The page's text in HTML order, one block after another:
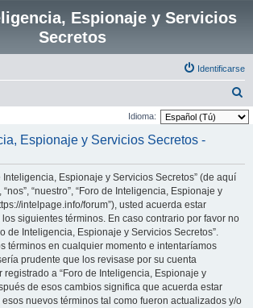
Espionaje y Servicios
Secretos
Identificarse
u
Idioma:
Espionaje y Servicios Secretos -
Inteligencia, Espionaje y Servicios Secretos” (de aquí
“nuestro”, “Foro de Inteligencia, Espionaje y
intelpage.info/forum”), usted acuerda estar
siguientes términos. En caso contrario por favor no
de Inteligencia, Espionaje y Servicios Secretos”.
términos en cualquier momento e intentaríamos
prudente que los revisase por su cuenta
a “Foro de Inteligencia, Espionaje y
de esos cambios significa que acuerda estar
nuevos términos tal como fueron actualizados y/o